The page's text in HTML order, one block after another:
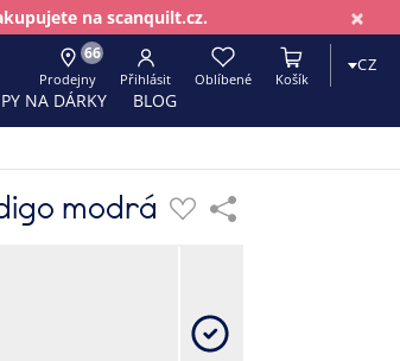
×
na scanquilt.cz.
NA DÁRKY BLOG
66
Prodejny Přihlásit Oblíbené Košík
CZ
modrá